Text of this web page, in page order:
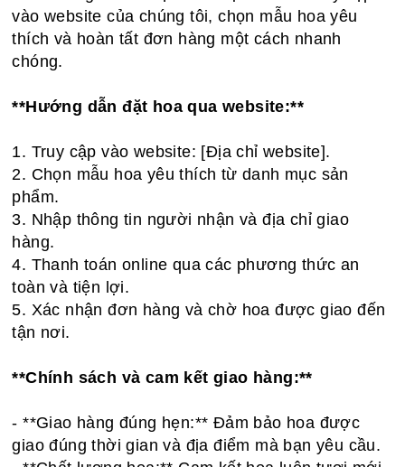
vào website của chúng tôi, chọn mẫu hoa yêu
thích và hoàn tất đơn hàng một cách nhanh
chóng.
**Hướng dẫn đặt hoa qua website:**
1. Truy cập vào website: [Địa chỉ website].
2. Chọn mẫu hoa yêu thích từ danh mục sản
phẩm.
3. Nhập thông tin người nhận và địa chỉ giao
hàng.
4. Thanh toán online qua các phương thức an
toàn và tiện lợi.
5. Xác nhận đơn hàng và chờ hoa được giao đến
tận nơi.
**Chính sách và cam kết giao hàng:**
- **Giao hàng đúng hẹn:** Đảm bảo hoa được
giao đúng thời gian và địa điểm mà bạn yêu cầu.